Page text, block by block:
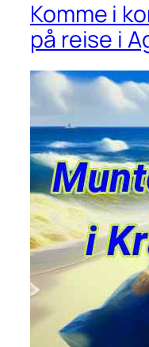
Komme i
på reise i